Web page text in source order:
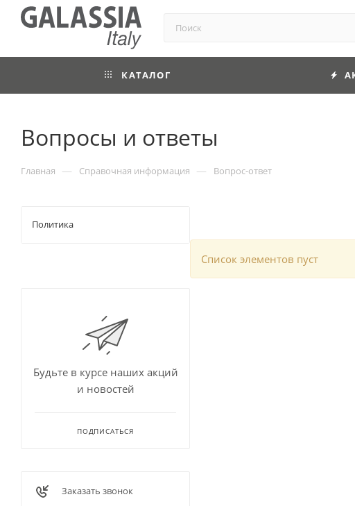
КАТАЛОГ
Вопросы и ответы
Главная — Справочная информация — Вопрос-ответ
Список элементов пуст
Политика
Будьте в курсе наших акций
и новостей
ПОДПИСАТЬСЯ
Заказать звонок